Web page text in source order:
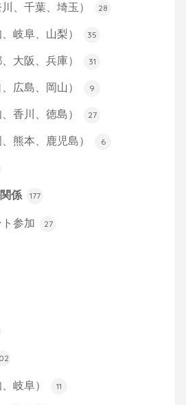
、千葉、埼玉） 28
岐阜、山梨） 35
大阪、兵庫） 31
広島、岡山） 9
香川、徳島） 27
熊本、鹿児島） 6
係 177
参加 27
岐阜） 11